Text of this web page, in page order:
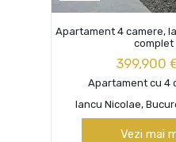
Apartament 4 camere,
complet
399,900
Apartament cu 4
Iancu Nicolae,
Vezi mai